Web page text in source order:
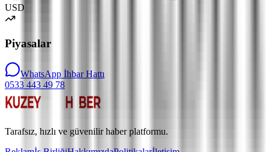
USD
Piyasalar
WhatsApp İhbar Hattı
0533 443 49 78
Tarafsız, hızlı ve güvenilir haber platformu.